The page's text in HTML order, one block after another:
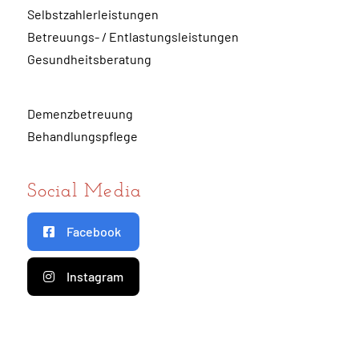
Selbstzahlerleistungen
Betreuungs- / Entlastungsleistungen
Gesundheitsberatung
Demenzbetreuung
Behandlungspflege
Social Media
Facebook
Instagram